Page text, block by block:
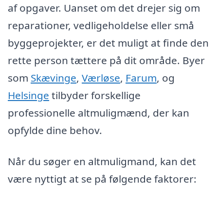
af opgaver. Uanset om det drejer sig om
reparationer, vedligeholdelse eller små
byggeprojekter, er det muligt at finde den
rette person tættere på dit område. Byer
som Skævinge, Værløse, Farum, og
Helsinge tilbyder forskellige
professionelle altmuligmænd, der kan
opfylde dine behov.
Når du søger en altmuligmand, kan det
være nyttigt at se på følgende faktorer: